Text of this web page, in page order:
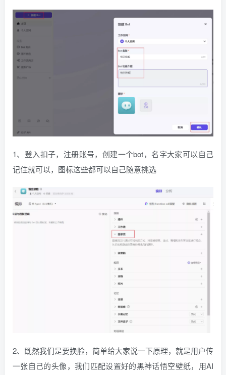
1、登入扣子，注册账号，创建一个bot，名字大家可以自己
记住就可以，图标这些都可以自己随意挑选
2、既然我们是要换脸，简单给大家说一下原理，就是用户传
一张自己的头像，我们匹配设置好的黑神话悟空壁纸，用AI